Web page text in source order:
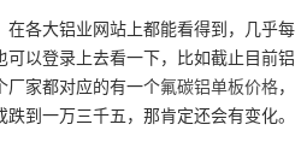
在各大铝业网站上都能看得到，几乎每
可以登录上去看一下，比如截止目前铝
厂家都对应的有一个氟碳铝单板价格，
到一万三千五，那肯定还会有变化。